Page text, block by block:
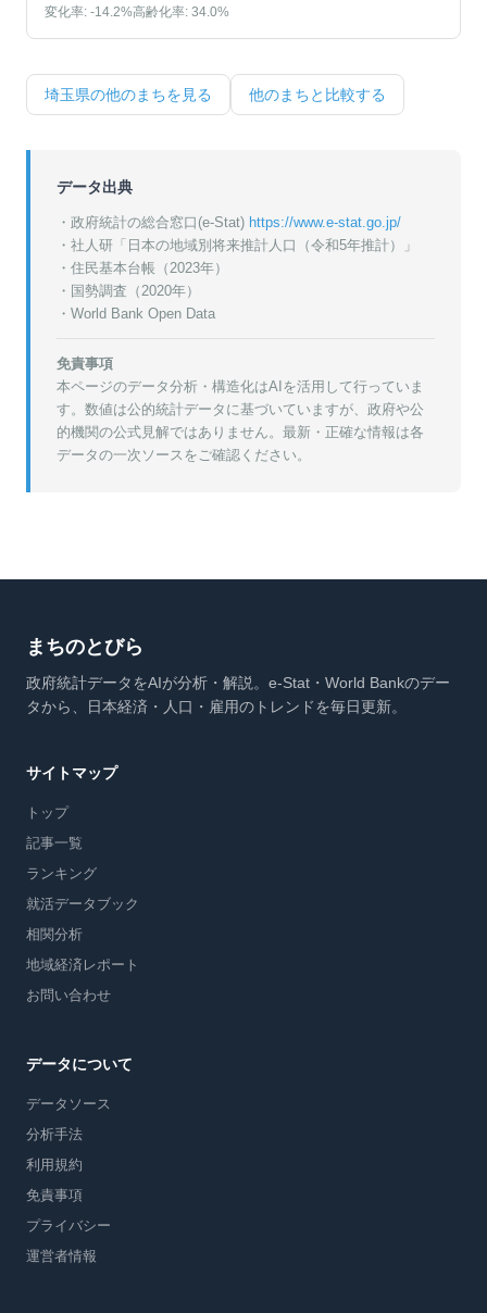
変化率: -14.2%高齢化率: 34.0%
埼玉県の他のまちを見る 他のまちと比較する
データ出典
・政府統計の総合窓口(e-Stat) https://www.e-stat.go.jp/
・ 社人研「日本の地域別将来推計人口（令和5年推計）」
・ 住民基本台帳（2023年）
・ 国勢調査（2020年）
・World Bank Open Data
免責事項
本ページのデータ分析・構造化はAIを活用して行っていま
す。数値は公的統計データに基づいていますが、政府や公
的機関の公式見解ではありません。最新・正確な情報は各
データの一次ソースをご確認ください。
まちのとびら
政府統計データをAIが分析・解説。e-Stat・World Bankのデー
タから、日本経済・人口・雇用のトレンドを毎日更新。
サイトマップ
トップ
記事一覧
ランキング
就活データブック
相関分析
地域経済レポート
お問い合わせ
データについて
データソース
分析手法
利用規約
免責事項
プライバシー
運営者情報